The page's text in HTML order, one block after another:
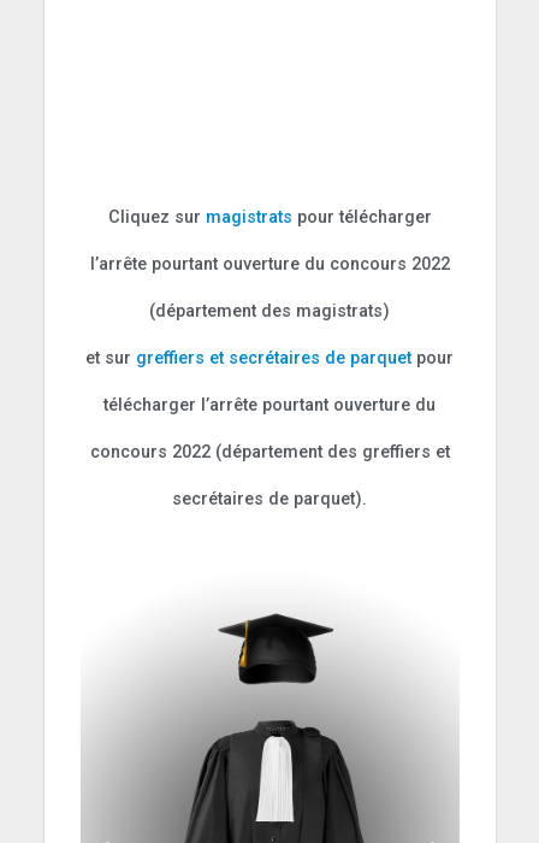
Cliquez sur magistrats pour télécharger
l’arrête pourtant ouverture du concours 2022
(département des magistrats)
et sur greffiers et secrétaires de parquet pour
télécharger l’arrête pourtant ouverture du
concours 2022 (département des greffiers et
secrétaires de parquet).